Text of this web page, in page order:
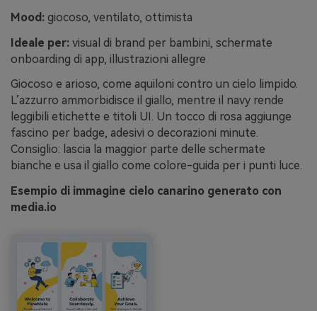
Mood: giocoso, ventilato, ottimista
Ideale per: visual di brand per bambini, schermate
onboarding di app, illustrazioni allegre
Giocoso e arioso, come aquiloni contro un cielo limpido.
L’azzurro ammorbidisce il giallo, mentre il navy rende
leggibili etichette e titoli UI. Un tocco di rosa aggiunge
fascino per badge, adesivi o decorazioni minute.
Consiglio: lascia la maggior parte delle schermate
bianche e usa il giallo come colore-guida per i punti luce.
Esempio di immagine cielo canarino generato con
media.io